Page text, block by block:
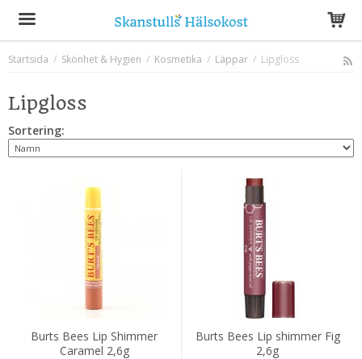
Startsida / Skönhet & Hygien / Kosmetika / Läppar / Lipgloss
Lipgloss
Sortering:
Burts Bees Lip Shimmer
Caramel 2,6g
Burts Bees Lip shimmer Fig
2,6g